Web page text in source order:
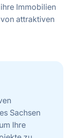
Immobilien
attraktiven
Sachsen
Ihre